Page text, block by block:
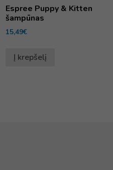
Espree Puppy & Kitten
šampūnas
15,49€
Į krepšelį